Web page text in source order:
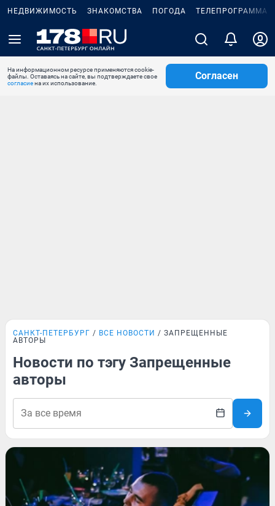
НЕДВИЖИМОСТЬ ЗНАКОМСТВА ПОГОДА ТЕЛЕПРОГРАММА
На информационном ресурсе применяются cookie-
файлы. Оставаясь на сайте, вы подтверждаете свое
согласиена их использование.
Согласен
САНКТ-ПЕТЕРБУРГ ВСЕ НОВОСТИ
ЗАПРЕЩЕННЫЕ
АВТОРЫ
Новости по тэгу Запрещенные
авторы